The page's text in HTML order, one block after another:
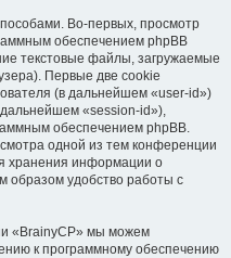
Во-первых, просмотр
обеспечением phpBB
текстовые файлы, загружаемые
Первые две cookie
(в дальнейшем «user-id»)
«session-id»),
обеспечением phpBB.
одной из тем конференции
хранения информации о
образом удобство работы с
«BrainyCP» мы можем
к программному обеспечению